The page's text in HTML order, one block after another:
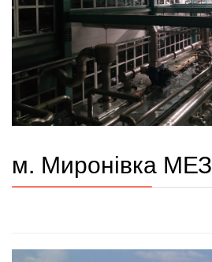
м. Миронівка МЕЗ